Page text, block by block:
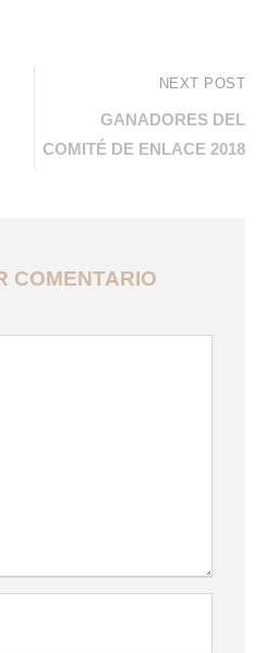
NEXT POST
GANADORES DEL
COMITÉ DE ENLACE 2018
COMENTARIO